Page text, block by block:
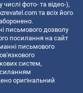
фото- та відео-),
та всіх його
письмового дозволу
посилання на сайт
письмового
систем,
оригінальний